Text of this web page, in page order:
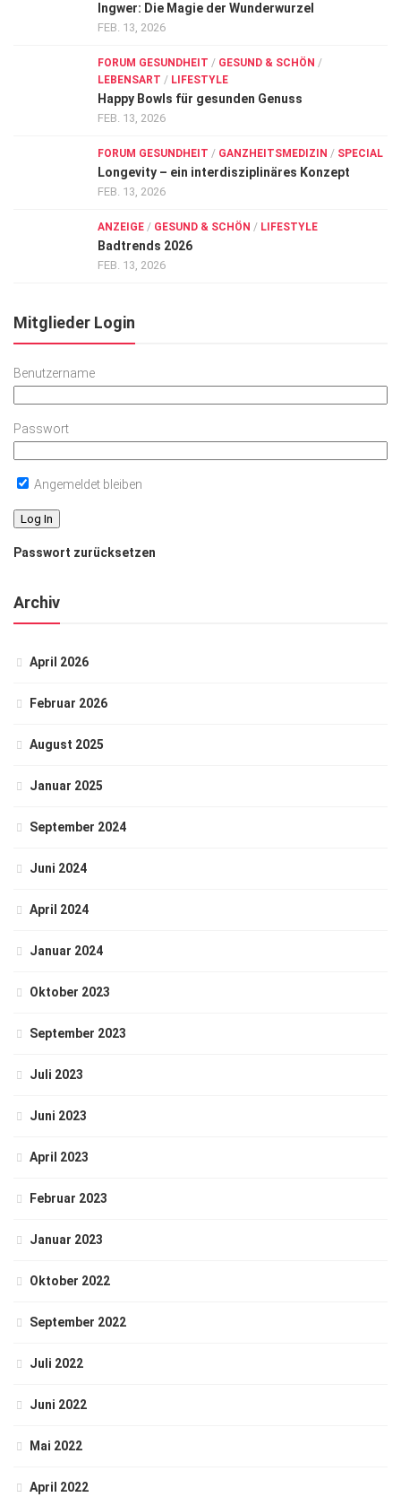
Ingwer: Die Magie der Wunderwurzel
FEB. 13, 2026
FORUM GESUNDHEIT / GESUND & SCHÖN /
LEBENSART / LIFESTYLE
Happy Bowls für gesunden Genuss
FEB. 13, 2026
FORUM GESUNDHEIT / GANZHEITSMEDIZIN / SPECIAL
Longevity – ein interdisziplinäres Konzept
FEB. 13, 2026
ANZEIGE / GESUND & SCHÖN / LIFESTYLE
Badtrends 2026
FEB. 13, 2026
Mitglieder Login
Benutzername
Passwort
Angemeldet bleiben
Passwort zurücksetzen
Archiv
April 2026
Februar 2026
August 2025
Januar 2025
September 2024
Juni 2024
April 2024
Januar 2024
Oktober 2023
September 2023
Juli 2023
Juni 2023
April 2023
Februar 2023
Januar 2023
Oktober 2022
September 2022
Juli 2022
Juni 2022
Mai 2022
April 2022